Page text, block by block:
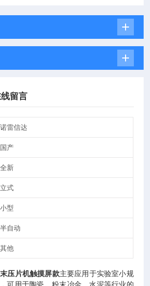
留言
诺雷信达
国产
全新
立式
小型
半自动
其他
压片机触摸屏款主要应用于实验室小规
可用于陶瓷、粉末冶金、水泥等行业的